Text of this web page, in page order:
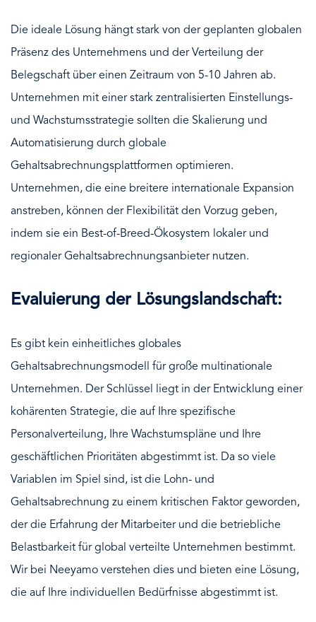
Die ideale Lösung hängt stark von der geplanten globalen
Präsenz des Unternehmens und der Verteilung der
Belegschaft über einen Zeitraum von 5-10 Jahren ab.
Unternehmen mit einer stark zentralisierten Einstellungs-
und Wachstumsstrategie sollten die Skalierung und
Automatisierung durch globale
Gehaltsabrechnungsplattformen optimieren.
Unternehmen, die eine breitere internationale Expansion
anstreben, können der Flexibilität den Vorzug geben,
indem sie ein Best-of-Breed-Ökosystem lokaler und
regionaler Gehaltsabrechnungsanbieter nutzen.
Evaluierung der Lösungslandschaft:
Es gibt kein einheitliches globales
Gehaltsabrechnungsmodell für große multinationale
Unternehmen. Der Schlüssel liegt in der Entwicklung einer
kohärenten Strategie, die auf Ihre spezifische
Personalverteilung, Ihre Wachstumspläne und Ihre
geschäftlichen Prioritäten abgestimmt ist. Da so viele
Variablen im Spiel sind, ist die Lohn- und
Gehaltsabrechnung zu einem kritischen Faktor geworden,
der die Erfahrung der Mitarbeiter und die betriebliche
Belastbarkeit für global verteilte Unternehmen bestimmt.
Wir bei Neeyamo verstehen dies und bieten eine Lösung,
die auf Ihre individuellen Bedürfnisse abgestimmt ist.